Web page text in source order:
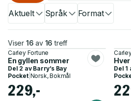
Aktuelt Språk Format
Viser 16 av 16 treff
Carley Fortune
En gyllen sommer
Del 2 av Barry’s Bay
Pocket| Norsk, Bokmål
229,-
Del 1